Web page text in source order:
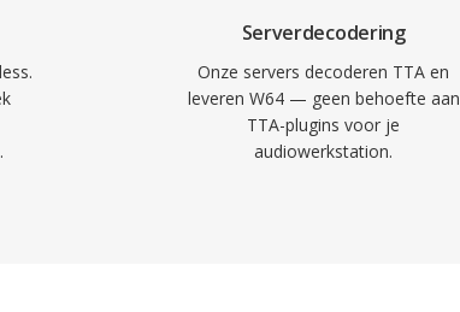
Serverdecodering
Onze servers decoderen TTA en
leveren W64 — geen behoefte aan
TTA-plugins voor je
audiowerkstation.